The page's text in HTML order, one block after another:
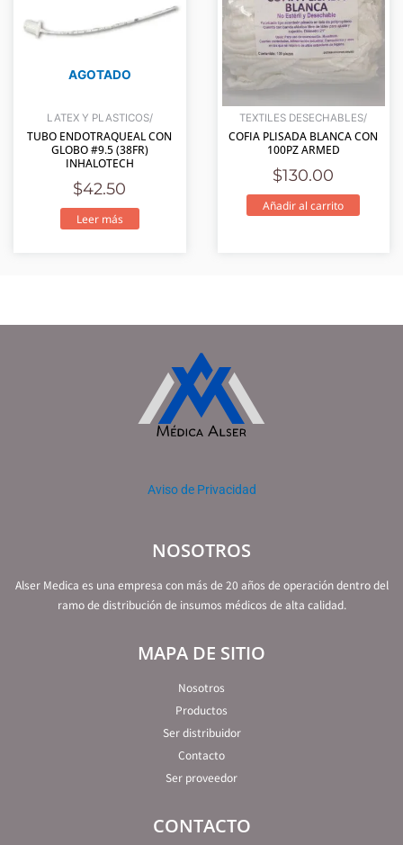
AGOTADO
LATEX Y PLASTICOS/
TUBO ENDOTRAQUEAL CON
GLOBO #9.5 (38FR)
INHALOTECH
$42.50
Leer más
TEXTILES DESECHABLES/
COFIA PLISADA BLANCA CON
100PZ ARMED
$130.00
Añadir al carrito
Aviso de Privacidad
NOSOTROS
Alser Medica es una empresa con más de 20 años de operación dentro del
ramo de distribución de insumos médicos de alta calidad.
MAPA DE SITIO
Nosotros
Productos
Ser distribuidor
Contacto
Ser proveedor
CONTACTO